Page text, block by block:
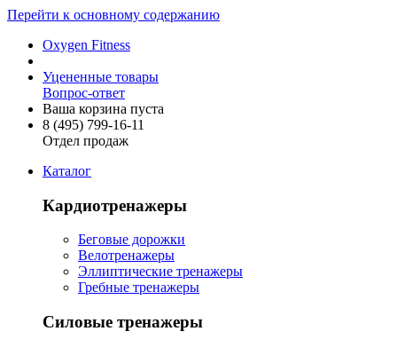
Перейти к основному содержанию
Oxygen Fitness
Уцененные товары
Вопрос-ответ
Ваша корзина пуста
8 (495) 799-16-11
Отдел продаж
Каталог
Кардиотренажеры
Беговые дорожки
Велотренажеры
Эллиптические тренажеры
Гребные тренажеры
Силовые тренажеры